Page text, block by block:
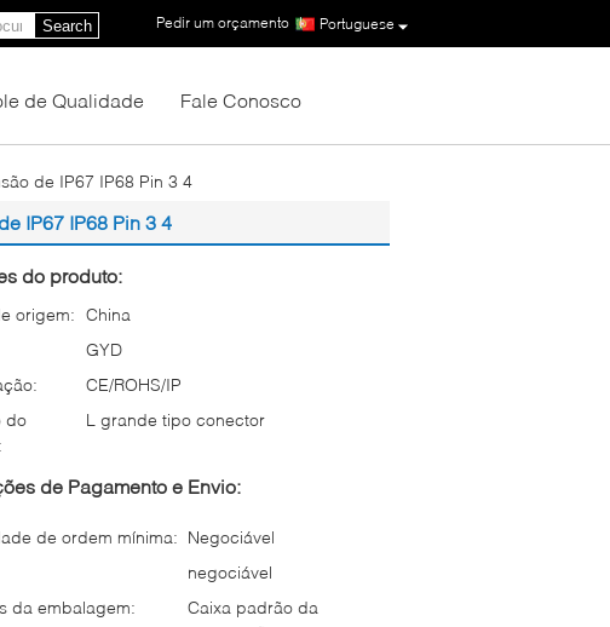
Portuguese
Pedir um orçamento |
Search
de Qualidade Fale Conosco
de IP67 IP68 Pin 3 4
IP67 IP68 Pin 3 4
do produto:
origem: China
GYD
CE/ROHS/IP
do
L grande tipo conector
de Pagamento e Envio:
de ordem mínima: Negociável
negociável
da embalagem:
Caixa padrão da